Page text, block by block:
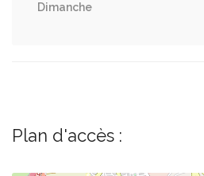
Dimanche
Plan d'accès :